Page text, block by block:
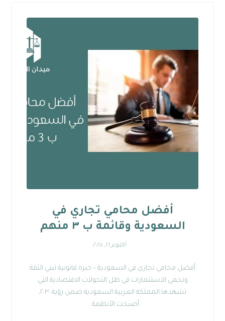
أفضل محامي تجاري في
السعودية وقائمة ب ٣ منهم
أكتوبر ١٦, ٢٠٢٥
أفضل محامي تجاري في السعودية – خبرة قانونية تبني الثقة
وتحمي الاستثمارات في ظل التحولات الاقتصادية التي
تشهدها المملكة العربية السعودية ضمن رؤية ٢٠٣٠،
أصبحت الأنظمة ...